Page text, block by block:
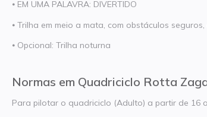
⦁ EM UMA PALAVRA: DIVERTIDO
⦁ Trilha em meio a mata, com obstáculos
⦁ Opcional: Trilha noturna
Normas em Quadriciclo Rotta
Para pilotar o quadriciclo (Adulto) a partir de 16